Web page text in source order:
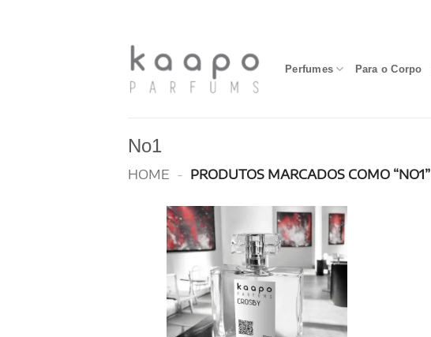
Perfumes Para o Corpo
No1
HOME - PRODUTOS MARCADOS COMO “NO1”